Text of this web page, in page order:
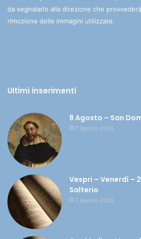
da segnalarlo alla direzione che
rimozione delle immagini utilizzate.
Ultimi inserimenti
8 Agosto – San
7 Agosto 2026
Vespri – Venerdì –
Salterio
7 Agosto 2026